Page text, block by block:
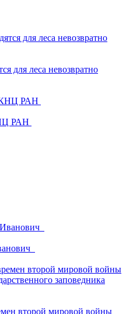
для леса невозвратно
РАН
второй мировой войны